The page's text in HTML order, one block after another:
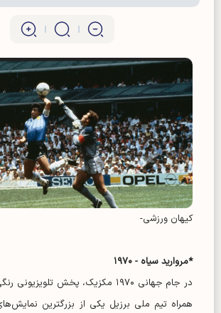
کیهان ورزشی-
*مروارید سیاه - ۱۹۷۰
در جام جهانی ۱۹۷۰ مکزیک، پخش
همراه تیم ملی برزیل یکی از بزرگترین